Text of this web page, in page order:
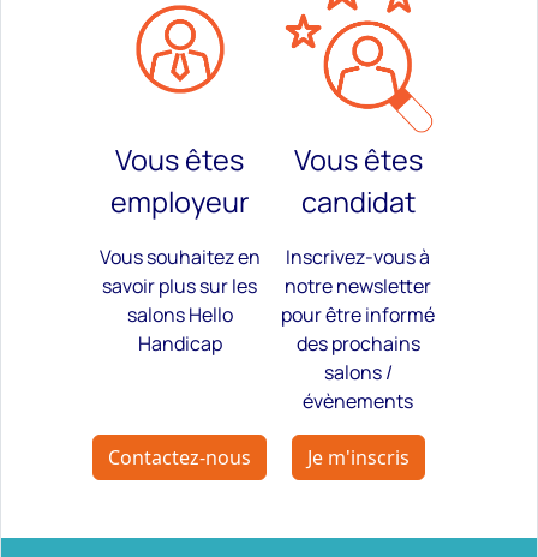
Vous êtes
employeur
Vous êtes
candidat
Vous souhaitez en
savoir plus sur les
salons Hello
Handicap
Inscrivez-vous à
notre newsletter
pour être informé
des prochains
salons /
évènements
Contactez-nous Je m'inscris